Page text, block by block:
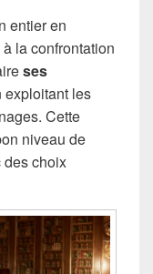
entier en
la confrontation
ses
exploitant les
Cette
niveau de
des choix